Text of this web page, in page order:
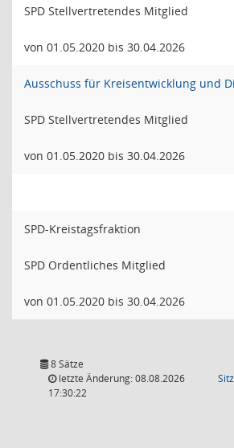
SPD Stellvertretendes Mitglied
von 01.05.2020 bis 30.04.2026
Ausschuss für Kreisentwicklung und
SPD Stellvertretendes Mitglied
von 01.05.2020 bis 30.04.2026
SPD-Kreistagsfraktion
SPD Ordentliches Mitglied
von 01.05.2020 bis 30.04.2026
8 Sätze
letzte Änderung: 08.08.2026
17:30:22